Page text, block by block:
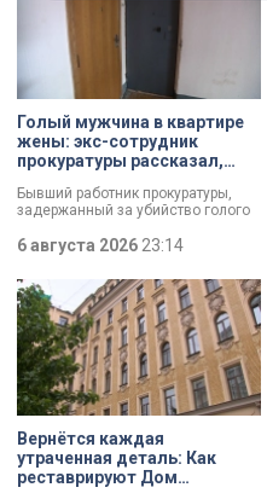
Голый мужчина в квартире
жены: экс-сотрудник
прокуратуры рассказал,
Бывший работник прокуратуры,
задержанный за убийство голого
которые толкнули его на страшное
преступление. Два года назад он
вынес мертвеца из дома на улице
Луначарского, выдавая
бездыханного мужчину за
изрядно перебравшего приятеля.
6 августа 2026 23:14
Вернётся каждая
утраченная деталь: Как
реставрируют Дом